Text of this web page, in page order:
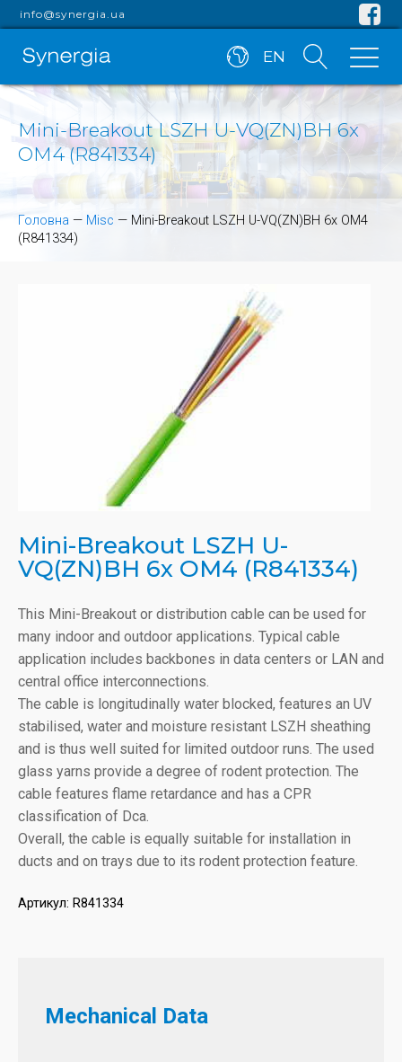
info@synergia.ua
EN
Mini-Breakout LSZH U-VQ(ZN)BH 6x
OM4 (R841334)
Головна — Misc — Mini-Breakout LSZH U-VQ(ZN)BH 6x OM4
(R841334)
Mini-Breakout LSZH U-
VQ(ZN)BH 6x OM4 (R841334)
This Mini-Breakout or distribution cable can be used for
many indoor and outdoor applications. Typical cable
application includes backbones in data centers or LAN and
central office interconnections.
The cable is longitudinally water blocked, features an UV
stabilised, water and moisture resistant LSZH sheathing
and is thus well suited for limited outdoor runs. The used
glass yarns provide a degree of rodent protection. The
cable features flame retardance and has a CPR
classification of Dca.
Overall, the cable is equally suitable for installation in
ducts and on trays due to its rodent protection feature.
Артикул: R841334
Mechanical Data